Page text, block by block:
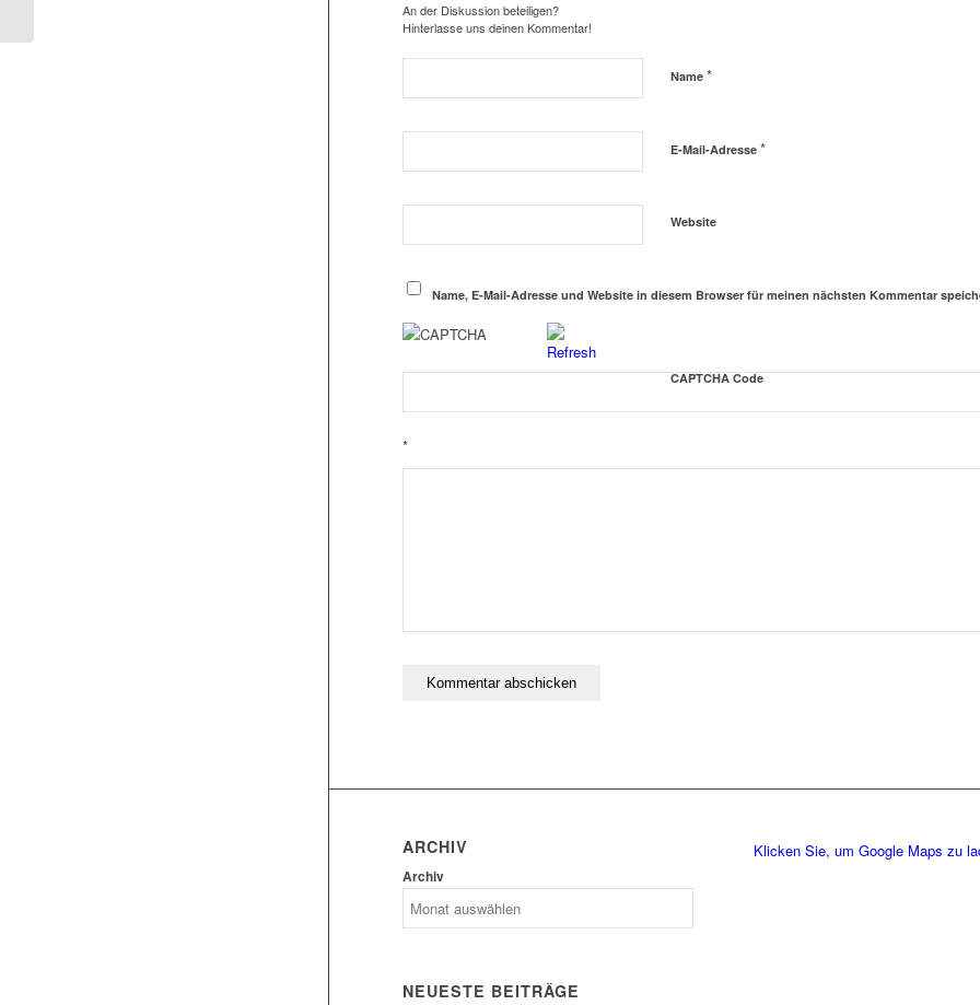
An der Diskussion beteiligen?
Hinterlasse uns deinen Kommentar!
Name *
E-Mail-Adresse *
Website
Name, E-Mail-Adresse und Website in diesem Browser für meinen nächsten Kommentar
CAPTCHA Code
*
ARCHIV
Archiv
NEUESTE BEITRÄGE
Klicken Sie, um Google Maps zu